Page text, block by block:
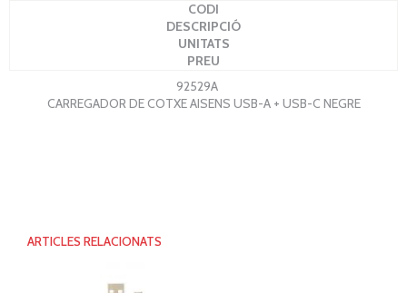
CODI
DESCRIPCIÓ
UNITATS
PREU
92529A
CARREGADOR DE COTXE AISENS USB-A + USB-C NEGRE
ARTICLES RELACIONATS